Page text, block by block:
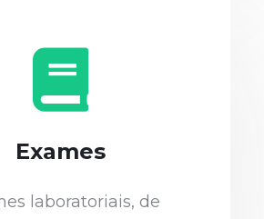
Exames
laboratoriais, de